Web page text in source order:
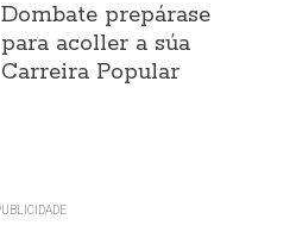
Dombate prepárase
para acoller a súa
Carreira Popular